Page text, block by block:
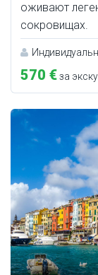
оживают
сокровищах.
570 €за